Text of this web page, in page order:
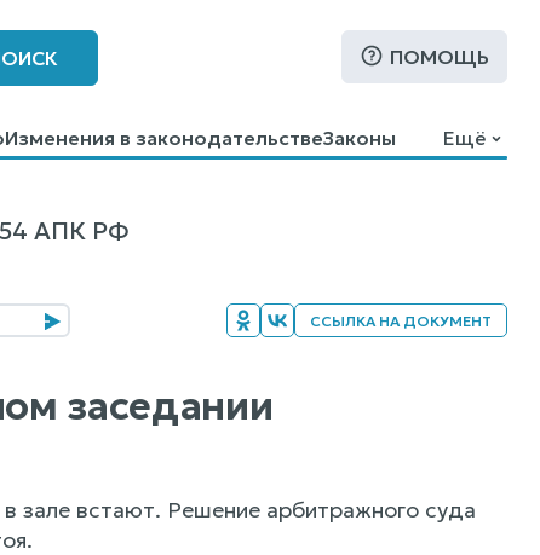
ПОМОЩЬ
Изменения в законодательствеЗаконы
Ещё
АПК РФ
ССЫЛКА НА ДОКУМЕНТ
заседании
зале встают. Решение арбитражного суда